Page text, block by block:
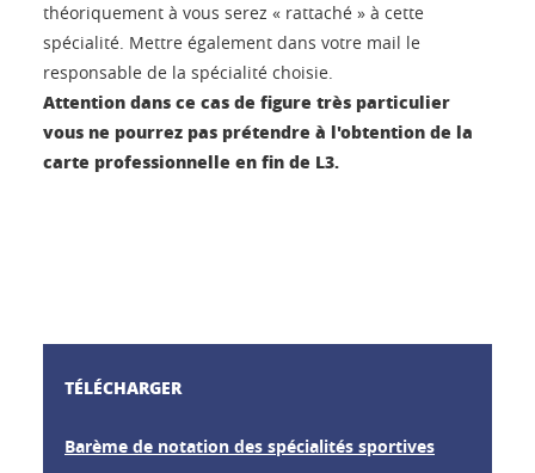
théoriquement à vous serez « rattaché » à cette
spécialité. Mettre également dans votre mail le
responsable de la spécialité choisie.
Attention dans ce cas de figure très particulier
vous ne pourrez pas prétendre à l'obtention de la
carte professionnelle en fin de L3.
TÉLÉCHARGER
Barème de notation des spécialités sportives